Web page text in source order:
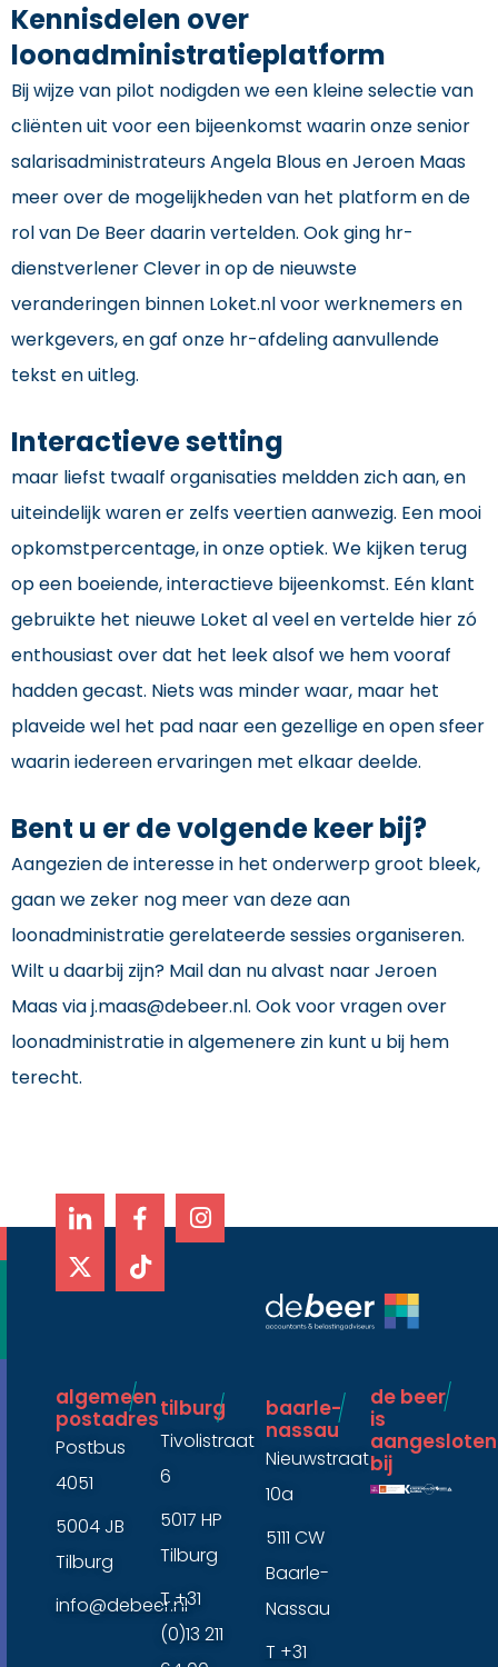
Kennisdelen over
loonadministratieplatform
Bij wijze van pilot nodigden we een kleine selectie van
cliënten uit voor een bijeenkomst waarin onze senior
salarisadministrateurs Angela Blous en Jeroen Maas
meer over de mogelijkheden van het platform en de
rol van De Beer daarin vertelden. Ook ging hr-
dienstverlener Clever in op de nieuwste
veranderingen binnen Loket.nl voor werknemers en
werkgevers, en gaf onze hr-afdeling aanvullende
tekst en uitleg.
Interactieve setting
maar liefst twaalf organisaties meldden zich aan, en
uiteindelijk waren er zelfs veertien aanwezig. Een mooi
opkomstpercentage, in onze optiek. We kijken terug
op een boeiende, interactieve bijeenkomst. Eén klant
gebruikte het nieuwe Loket al veel en vertelde hier zó
enthousiast over dat het leek alsof we hem vooraf
hadden gecast. Niets was minder waar, maar het
plaveide wel het pad naar een gezellige en open sfeer
waarin iedereen ervaringen met elkaar deelde.
Bent u er de volgende keer bij?
Aangezien de interesse in het onderwerp groot bleek,
gaan we zeker nog meer van deze aan
loonadministratie gerelateerde sessies organiseren.
Wilt u daarbij zijn? Mail dan nu alvast naar Jeroen
Maas via j.maas@debeer.nl. Ook voor vragen over
loonadministratie in algemenere zin kunt u bij hem
terecht.
n
s
-
t
w
i
i
k
t
o
algemeen
postadres
Postbus
4051
5004 JB
Tilburg
info@debeer.nl
tilburg
Tivolistraat
6
5017 HP
Tilburg
T +31
(0)13 211
baarle-
nassau ​
Nieuwstraat
10a
5111 CW
Baarle-
Nassau
T +31
de beer
is
aangesloten
bij ​